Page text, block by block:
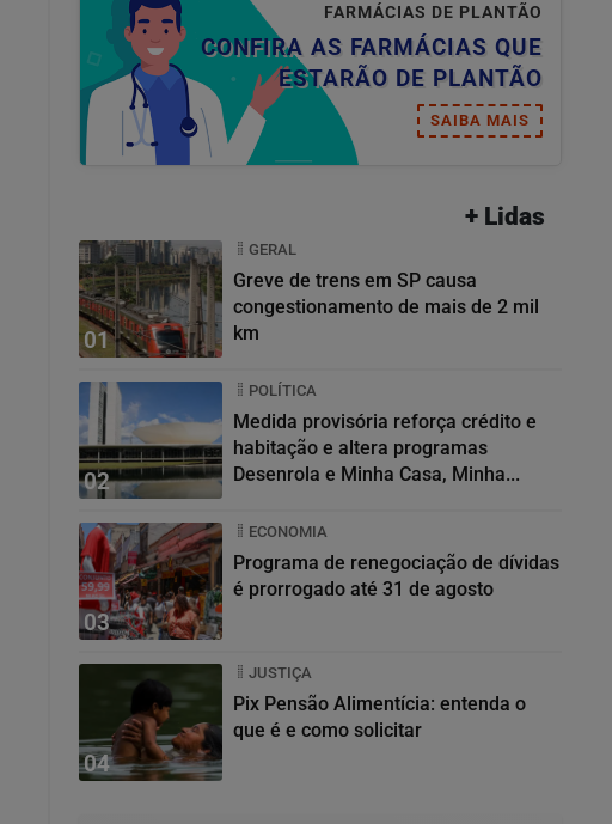
FARMÁCIAS DE PLANTÃO
CONFIRA AS FARMÁCIAS QUE
ESTARÃO DE PLANTÃO
SAIBA MAIS
+ Lidas
01
GERAL
Greve de trens em SP causa
congestionamento de mais de 2 mil
km
02
POLÍTICA
Medida provisória reforça crédito e
habitação e altera programas
Desenrola e Minha Casa, Minha...
03
ECONOMIA
Programa de renegociação de dívidas
é prorrogado até 31 de agosto
04
JUSTIÇA
Pix Pensão Alimentícia: entenda o
que é e como solicitar